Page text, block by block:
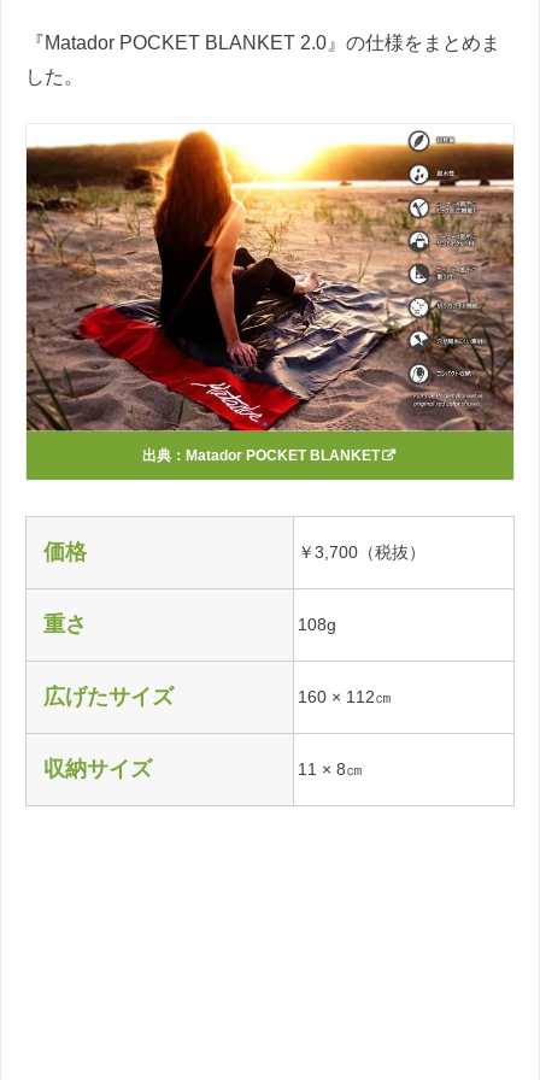
『Matador POCKET BLANKET 2.0』の仕様をまとめま
した。
出典： Matador POCKET BLANKET
価格 ￥3,700（税抜）
重さ 108g
広げたサイズ 160 × 112㎝
収納サイズ 11 × 8㎝